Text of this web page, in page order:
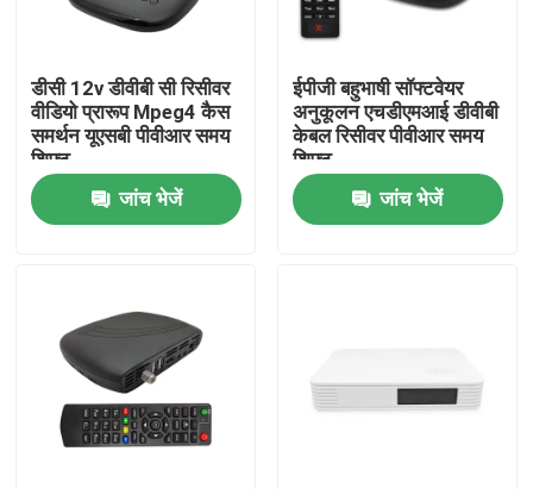
हमारे बारे में
फैक्टरी यात्रा
गुणवत्ता नियंत्रण
एक बोली का अनुरोध
टीवी सेट टॉप बॉक्स
डीसी 12v डीवीबी सी रिसीवर
वीडियो प्रारूप Mpeg4 कैस
समर्थन यूएसबी पीवीआर समय
शिफ्ट
जांच भेजें
ईपीजी बहुभाषी सॉफ्टवेयर
अनुकूलन एचडीएमआई डीवीबी
केबल रिसीवर पीवीआर समय
शिफ्ट
जांच भेजें